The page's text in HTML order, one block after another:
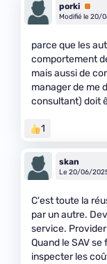
porki
Modifié le 20/
parce que les
comportement
mais aussi de
manager de me
consultant) doit
1
skan
Le 20/06/
C'est toute la
par un autre.
service.
Quand le SAV
inspecter les